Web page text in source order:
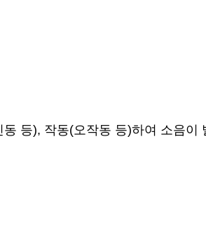
등), 작동(오작동 등)하여 소음이